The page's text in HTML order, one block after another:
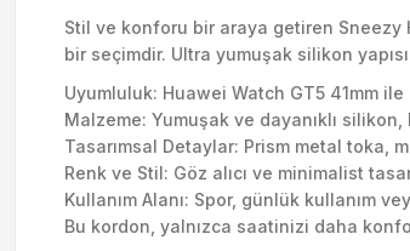
Stil ve konforu bir araya getiren Sneezy
bir seçimdir. Ultra yumuşak silikon
Uyumluluk: Huawei Watch GT5 41mm ile
Malzeme: Yumuşak ve dayanıklı
Tasarımsal Detaylar: Prism metal toka,
Renk ve Stil: Göz alıcı ve minimalist
Kullanım Alanı: Spor, günlük kullanım
Bu kordon, yalnızca saatinizi daha